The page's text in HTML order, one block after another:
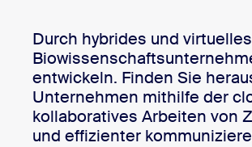
Auf dem Desktop installieren
Download-Center
Kontakt
Durch hybrides und
entwickeln. Finden Sie
Unternehmen mithilfe der
kollaboratives Arbeiten von
und effizienter